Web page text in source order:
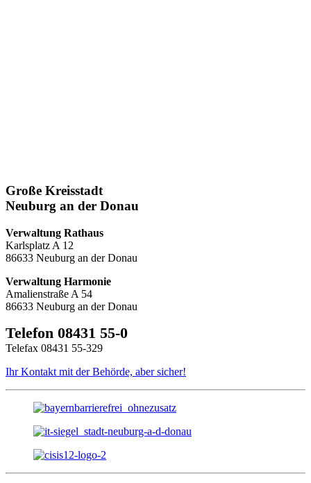
Große Kreisstadt
Neuburg an der Donau
Verwaltung Rathaus
Karlsplatz A 12
86633 Neuburg an der Donau
Verwaltung Harmonie
Amalienstraße A 54
86633 Neuburg an der Donau
Telefon 08431 55-0
Telefax 08431 55-329
Ihr Kontakt mit der Behörde, aber sicher!